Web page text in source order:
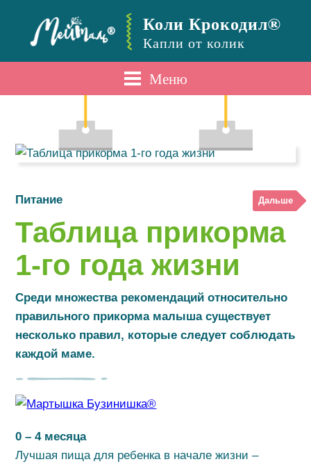
Коли Крокодил®
Капли от колик
Меню
Питание Дальше
Таблица прикорма
1-го года жизни
Среди множества рекомендаций относительно
правильного прикорма малыша существует
несколько правил, которые следует соблюдать
каждой маме.
0 – 4 месяца
Лучшая пища для ребенка в начале жизни –